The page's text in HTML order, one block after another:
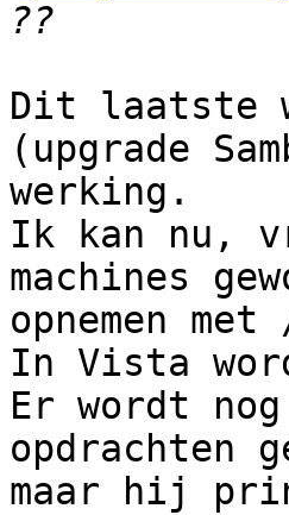
Dit laatste
(upgrade
werking.
Ik kan nu,
machines
opnemen
In Vista
Er wordt
opdrachten
maar hij